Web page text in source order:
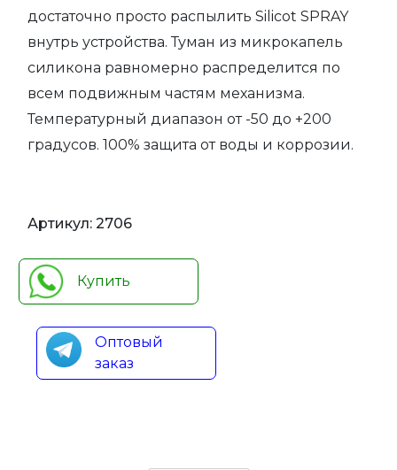
достаточно просто распылить Silicot SPRAY
внутрь устройства. Туман из микрокапель
силикона равномерно распределится по
всем подвижным частям механизма.
Температурный диапазон от -50 до +200
градусов. 100% защита от воды и коррозии.
Артикул:2706
Купить
Оптовый
заказ